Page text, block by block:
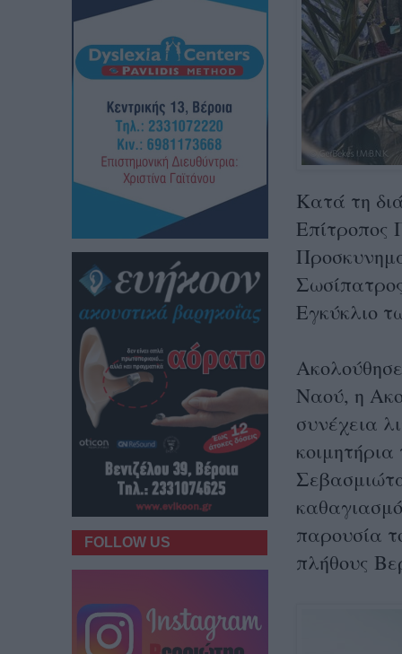
Κατά τη
Επίτροπος
Εγκύκλιο
Ναού, η
συνέχεια
παρουσία
πλήθους
FOLLOW US